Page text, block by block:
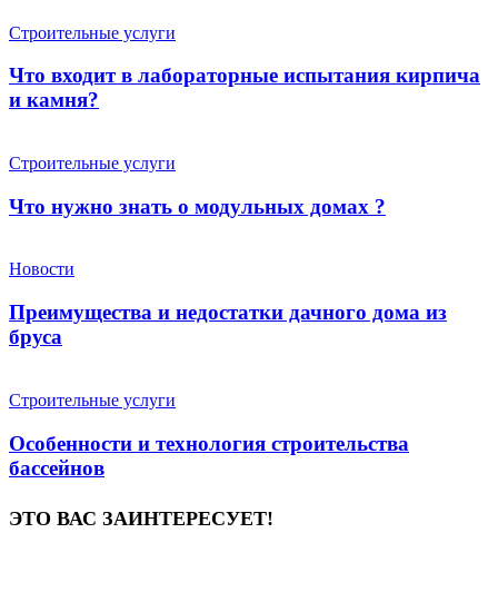
Строительные услуги
Что входит в лабораторные испытания кирпича
и камня?
Строительные услуги
Что нужно знать о модульных домах ?
Новости
Преимущества и недостатки дачного дома из
бруса
Строительные услуги
Особенности и технология строительства
бассейнов
ЭТО ВАС ЗАИНТЕРЕСУЕТ!